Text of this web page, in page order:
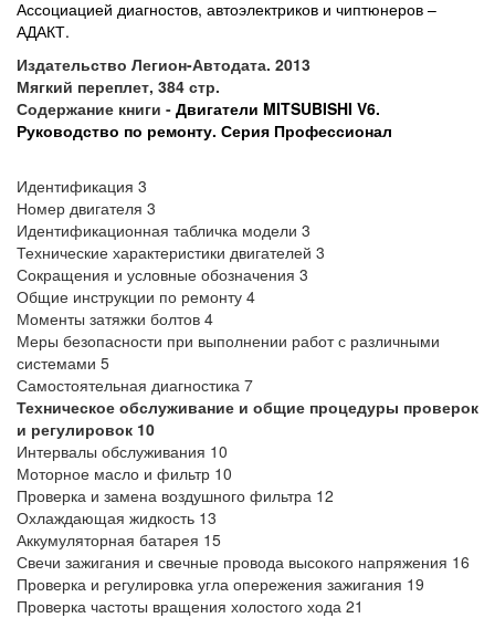
Ассоциацией диагностов, автоэлектриков и чиптюнеров –
АДАКТ.
Издательство Легион-Автодата. 2013
Мягкий переплет, 384 стр.
Содержание книги - Двигатели MITSUBISHI V6.
Руководство по ремонту. Серия Профессионал
Идентификация 3
Номер двигателя 3
Идентификационная табличка модели 3
Технические характеристики двигателей 3
Сокращения и условные обозначения 3
Общие инструкции по ремонту 4
Моменты затяжки болтов 4
Меры безопасности при выполнении работ с различными
системами 5
Самостоятельная диагностика 7
Техническое обслуживание и общие процедуры проверок
и регулировок 10
Интервалы обслуживания 10
Моторное масло и фильтр 10
Проверка и замена воздушного фильтра 12
Охлаждающая жидкость 13
Аккумуляторная батарея 15
Свечи зажигания и свечные провода высокого напряжения 16
Проверка и регулировка угла опережения зажигания 19
Проверка частоты вращения холостого хода 21